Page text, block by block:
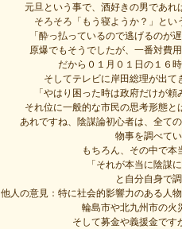
元旦という事で、酒好きの男であ
そろそろ「もう寝ようか？」と
「酔っ払っているので逃げるのが
原爆でもそうでしたが、一番対費
だから０１月０１日の１６
そしてテレビに岸田総理が出
「やはり困った時は政府だけが
それ位に一般的な市民の思考形態
あれですね、陰謀論初心者は、全て
物事を調べて
もちろん、その中で
「それが本当に陰謀
と自分自身で
他人の意見：特に社会的影響力のある人
輪島市や北九州市の火
そして募金や義援金です